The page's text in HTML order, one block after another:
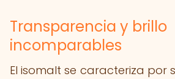
Transparencia y brillo
incomparables
El isomalt se caracteriza por